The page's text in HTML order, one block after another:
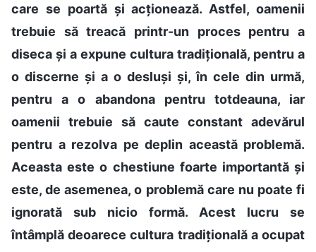
care se poartă și acționează. Astfel, oamenii
trebuie să treacă printr-un proces pentru a
diseca și a expune cultura tradițională, pentru a
o discerne și a o desluși și, în cele din urmă,
pentru a o abandona pentru totdeauna, iar
oamenii trebuie să caute constant adevărul
pentru a rezolva pe deplin această problemă.
Aceasta este o chestiune foarte importantă și
este, de asemenea, o problemă care nu poate fi
ignorată sub nicio formă. Acest lucru se
întâmplă deoarece cultura tradițională a ocupat